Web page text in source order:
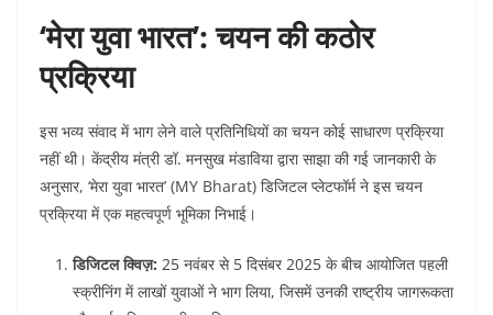
‘मेरा युवा भारत’: चयन की कठोर
प्रक्रिया
इस भव्य संवाद में भाग लेने वाले प्रतिनिधियों का चयन कोई साधारण प्रक्रिया
नहीं थी। केंद्रीय मंत्री डॉ. मनसुख मंडाविया द्वारा साझा की गई जानकारी के
अनुसार, ‘मेरा युवा भारत’ (MY Bharat) डिजिटल प्लेटफॉर्म ने इस चयन
प्रक्रिया में एक महत्वपूर्ण भूमिका निभाई।
डिजिटल क्विज़: 25 नवंबर से 5 दिसंबर 2025 के बीच आयोजित पहली
स्क्रीनिंग में लाखों युवाओं ने भाग लिया, जिसमें उनकी राष्ट्रीय जागरूकता